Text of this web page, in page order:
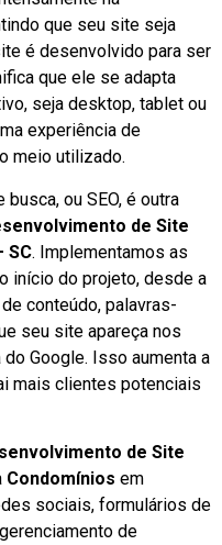
que seu site seja
é desenvolvido para ser
que ele se adapta
seja desktop, tablet ou
experiência de
meio utilizado.
ou SEO, é outra
de Site
SC. Implementamos as
início do projeto, desde a
conteúdo, palavras-
seu site apareça nos
Google. Isso aumenta a
mais clientes potenciais
de Site
Condomínios em
sociais, formulários de
de